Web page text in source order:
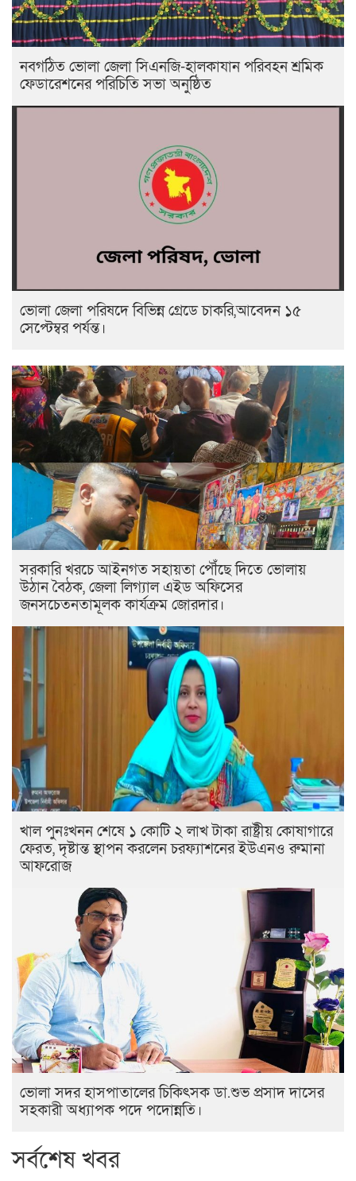
নবগঠিত ভোলা জেলা সিএনজি-হালকাযান পরিবহন শ্রমিক
ফেডারেশনের পরিচিতি সভা অনুষ্ঠিত
ভোলা জেলা পরিষদে বিভিন্ন গ্রেডে চাকরি,আবেদন ১৫
সেপ্টেম্বর পর্যন্ত।
সরকারি খরচে আইনগত সহায়তা পৌঁছে দিতে ভোলায়
উঠান বৈঠক, জেলা লিগ্যাল এইড অফিসের
জনসচেতনতামূলক কার্যক্রম জোরদার।
খাল পুনঃখনন শেষে ১ কোটি ২ লাখ টাকা রাষ্ট্রীয় কোষাগারে
ফেরত, দৃষ্টান্ত স্থাপন করলেন চরফ্যাশনের ইউএনও রুমানা
আফরোজ
ভোলা সদর হাসপাতালের চিকিৎসক ডা.শুভ প্রসাদ দাসের
সহকারী অধ্যাপক পদে পদোন্নতি।
সর্বশেষ খবর